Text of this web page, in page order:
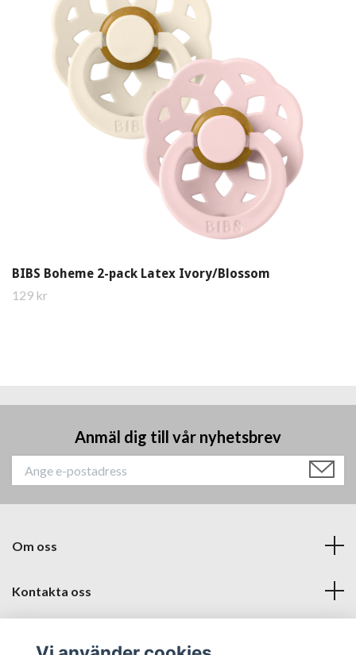
BIBS Boheme 2-pack Latex Ivory/Blossom
129 kr
Anmäl dig till vår nyhetsbrev
Om oss
Kontakta oss